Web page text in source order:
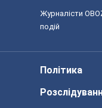
Журналісти
подій
Політика